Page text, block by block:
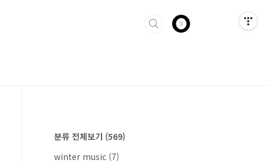
분류 전체보기 (569)
winter music (7)